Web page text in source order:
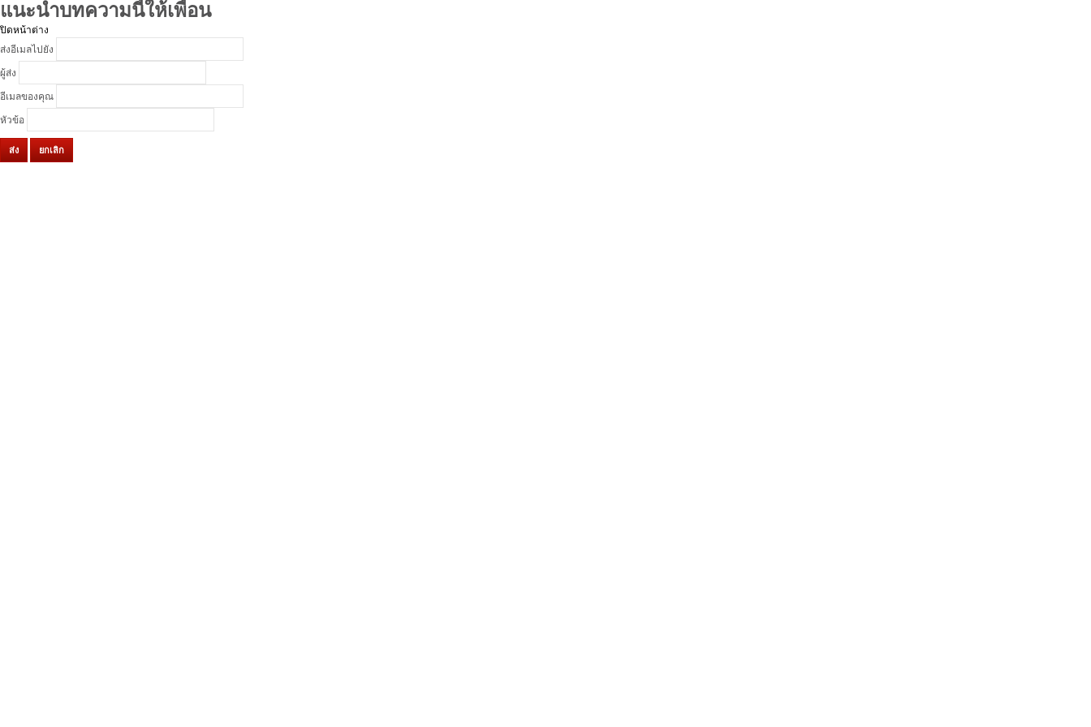
แนะนำบทความนี้ให้เพื่อน
ปิดหน้าต่าง
ส่งอีเมลไปยัง
ผู้ส่ง
อีเมลของคุณ
หัวข้อ
ส่ง ยกเลิก